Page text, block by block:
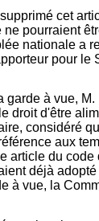
cet
pourraient
nationale a
pour
à vue,
droit d'être
considéré
aux
du
déjà
à vue, la